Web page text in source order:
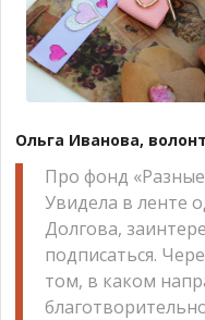
Ольга Иванова,
Про фонд «Разные
Увидела в ленте
Долгова,
подписаться.
том, в каком